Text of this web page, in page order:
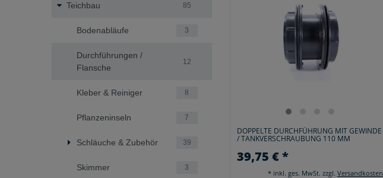
Teichbau 85
Bodenabläufe 3
Durchführungen /
Flansche
12
Kleber & Reiniger 8
Pflanzeninseln 7
Schläuche & Zubehör 39
Skimmer 3
DOPPELTE DURCHFÜHRUNG MIT GEWINDE
/ TANKVERSCHRAUBUNG 110 MM
39,75 € *
* inkl. ges. MwSt. zzgl. Versandkosten